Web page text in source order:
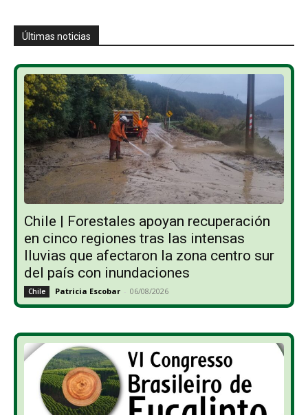
Últimas noticias
Chile | Forestales apoyan recuperación
en cinco regiones tras las intensas
lluvias que afectaron la zona centro sur
del país con inundaciones
Chile Patricia Escobar - 06/08/2026